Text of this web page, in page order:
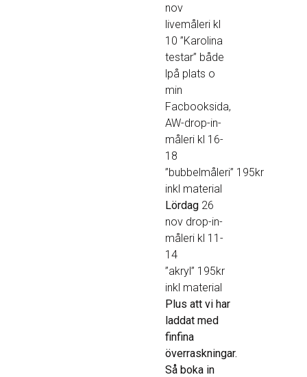
nov
livemåleri kl
10 ”Karolina
testar” både
lpå plats o
min
Facbooksida,
AW-drop-in-
måleri kl 16-
18
”bubbelmåleri” 195kr
inkl material
Lördag26
nov drop-in-
måleri kl 11-
14
”akryl” 195kr
inkl material
Plus att vi har
laddat med
finfina
överraskningar.
Så boka in